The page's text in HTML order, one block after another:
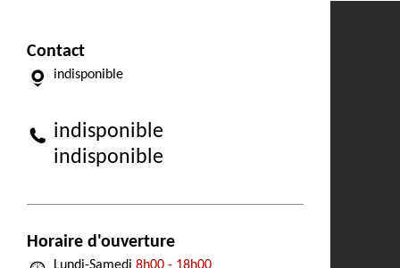
Contact
indisponible
indisponible
indisponible
Horaire d'ouverture